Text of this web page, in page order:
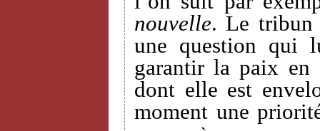
nouvelle. Le tribun
une question qui
garantir la paix en
dont elle est
moment une